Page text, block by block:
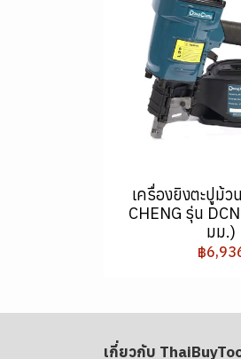
เครื่องยิงตะปูม้ว
CHENG รุ่น
มม.)
฿
เกี่ยวกับ